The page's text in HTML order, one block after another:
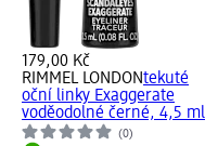
179,00 Kč
RIMMEL LONDONtekuté
oční linky Exaggerate
voděodolné černé, 4,5 ml
(0)